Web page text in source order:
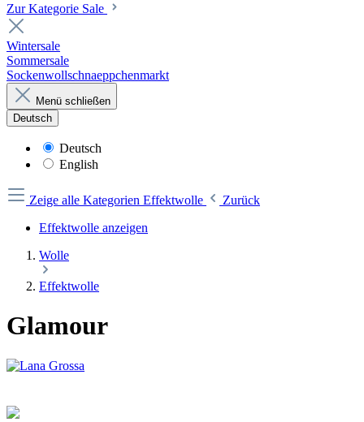
Zur Kategorie Sale
Wintersale
Sommersale
Sockenwollschnaeppchenmarkt
Menü schließen
Deutsch
Deutsch
English
Zeige alle Kategorien Effektwolle
Zurück
Effektwolle anzeigen
Wolle
Effektwolle
Glamour